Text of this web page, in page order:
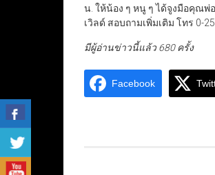
น. ให้น้อง ๆ หนู ๆ ได้จูงมือคุณ
เวิลด์ สอบถามเพิ่มเติม โทร 0-
มีผู้อ่านข่าวนี้แล้ว 680 ครั้ง
Facebook